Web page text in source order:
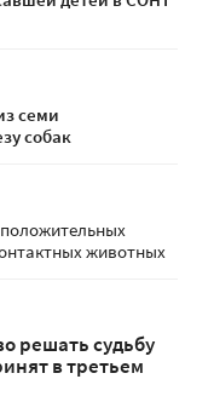
семи
собак
животных
решать судьбу
в третьем